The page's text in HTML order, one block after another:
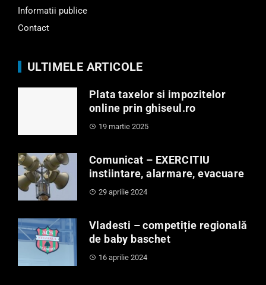
Informatii publice
Contact
ULTIMELE ARTICOLE
Plata taxelor si impozitelor
online prin ghiseul.ro
19 martie 2025
Comunicat – EXERCITIU
instiintare, alarmare, evacuare
29 aprilie 2024
Vladesti – competiție regională
de baby baschet
16 aprilie 2024